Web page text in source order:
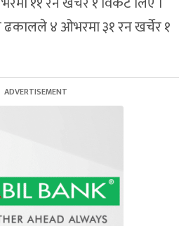
४ ओभरमा ३१ रन खर्चेर १